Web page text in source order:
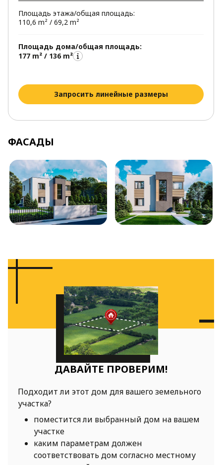
Площадь этажа/общая площадь:
110,6 m² / 69,2 m²
Площадь дома/общая площадь:
177 m² / 136 m²
Запросить линейные размеры
ФАСАДЫ
ДАВАЙТЕ ПРОВЕРИМ!
Подходит ли этот дом для вашего земельного
участка?
поместится ли выбранный дом на вашем
участке
каким параметрам должен
соответствовать дом согласно местному